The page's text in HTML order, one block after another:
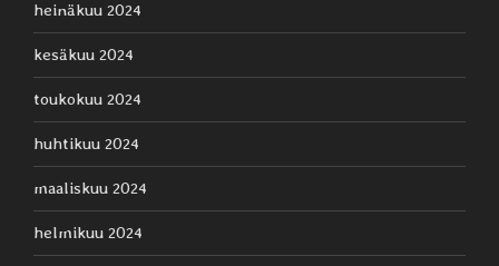
heinäkuu 2024
kesäkuu 2024
toukokuu 2024
huhtikuu 2024
maaliskuu 2024
helmikuu 2024